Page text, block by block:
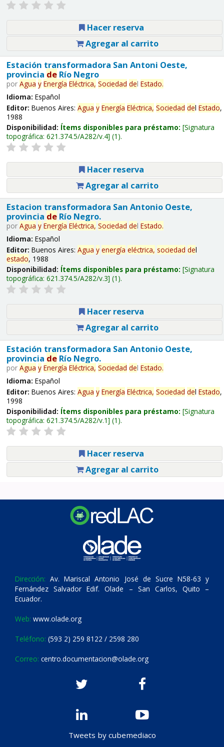
Hacer reserva
Agregar al carrito
Estación transformadora San Antoni Oeste,
provincia deRío Negro
por Agua y Energía Eléctrica, Sociedad del Estado.
Idioma: Español
Editor: Buenos Aires: Agua y Energía Eléctrica, Sociedad del Estado,
1988
Disponibilidad: Ítems disponibles para préstamo: Signatura
topográfica: 621.374.5/A282/v.4 (1).
Hacer reserva
Agregar al carrito
Estacion transformadora San Antonio Oeste,
provincia deRío Negro.
por Agua y Energía Eléctrica, Sociedad del Estado.
Idioma: Español
Editor: Buenos Aires: Agua y energía eléctrica, sociedad del
estado, 1988
Disponibilidad: Ítems disponibles para préstamo: Signatura
topográfica: 621.374.5/A282/v.3 (1).
Hacer reserva
Agregar al carrito
Estación transformadora San Antonio Oeste,
provincia deRío Negro.
por Agua y Energía Eléctrica, Sociedad del Estado.
Idioma: Español
Editor: Buenos Aires: Agua y Energía Eléctrica, Sociedad del Estado,
1998
Disponibilidad: Ítems disponibles para préstamo: Signatura
topográfica: 621.374.5/A282/v.1 (1).
Hacer reserva
Agregar al carrito
Dirección: Av. Mariscal Antonio José de Sucre N58-63 y
Fernández Salvador Edif. Olade – San Carlos, Quito –
Ecuador.
Web: www.olade.org
Teléfono: (593 2) 259 8122 / 2598 280
Correo: centro.documentacion@olade.org
Tweets by cubemediaco